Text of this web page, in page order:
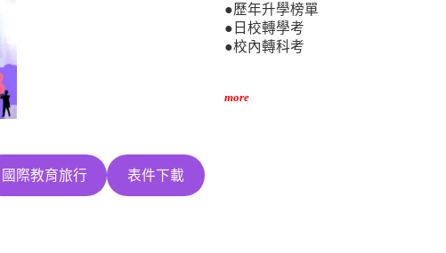
國際教育旅行 表件下載
●歷年升學榜單
●日校轉學考
●校內轉科考
more